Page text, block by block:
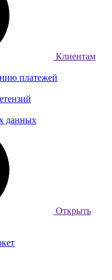
Клиентам
платежей
данных
Открыть